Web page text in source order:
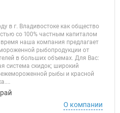
в г. Владивостоке как общество
со 100% частным капиталом
наша компания предлагает
рыбопродукции от
в больших объемах. Для Вас:
система скидок; широкий
рыбы и красной
О компании